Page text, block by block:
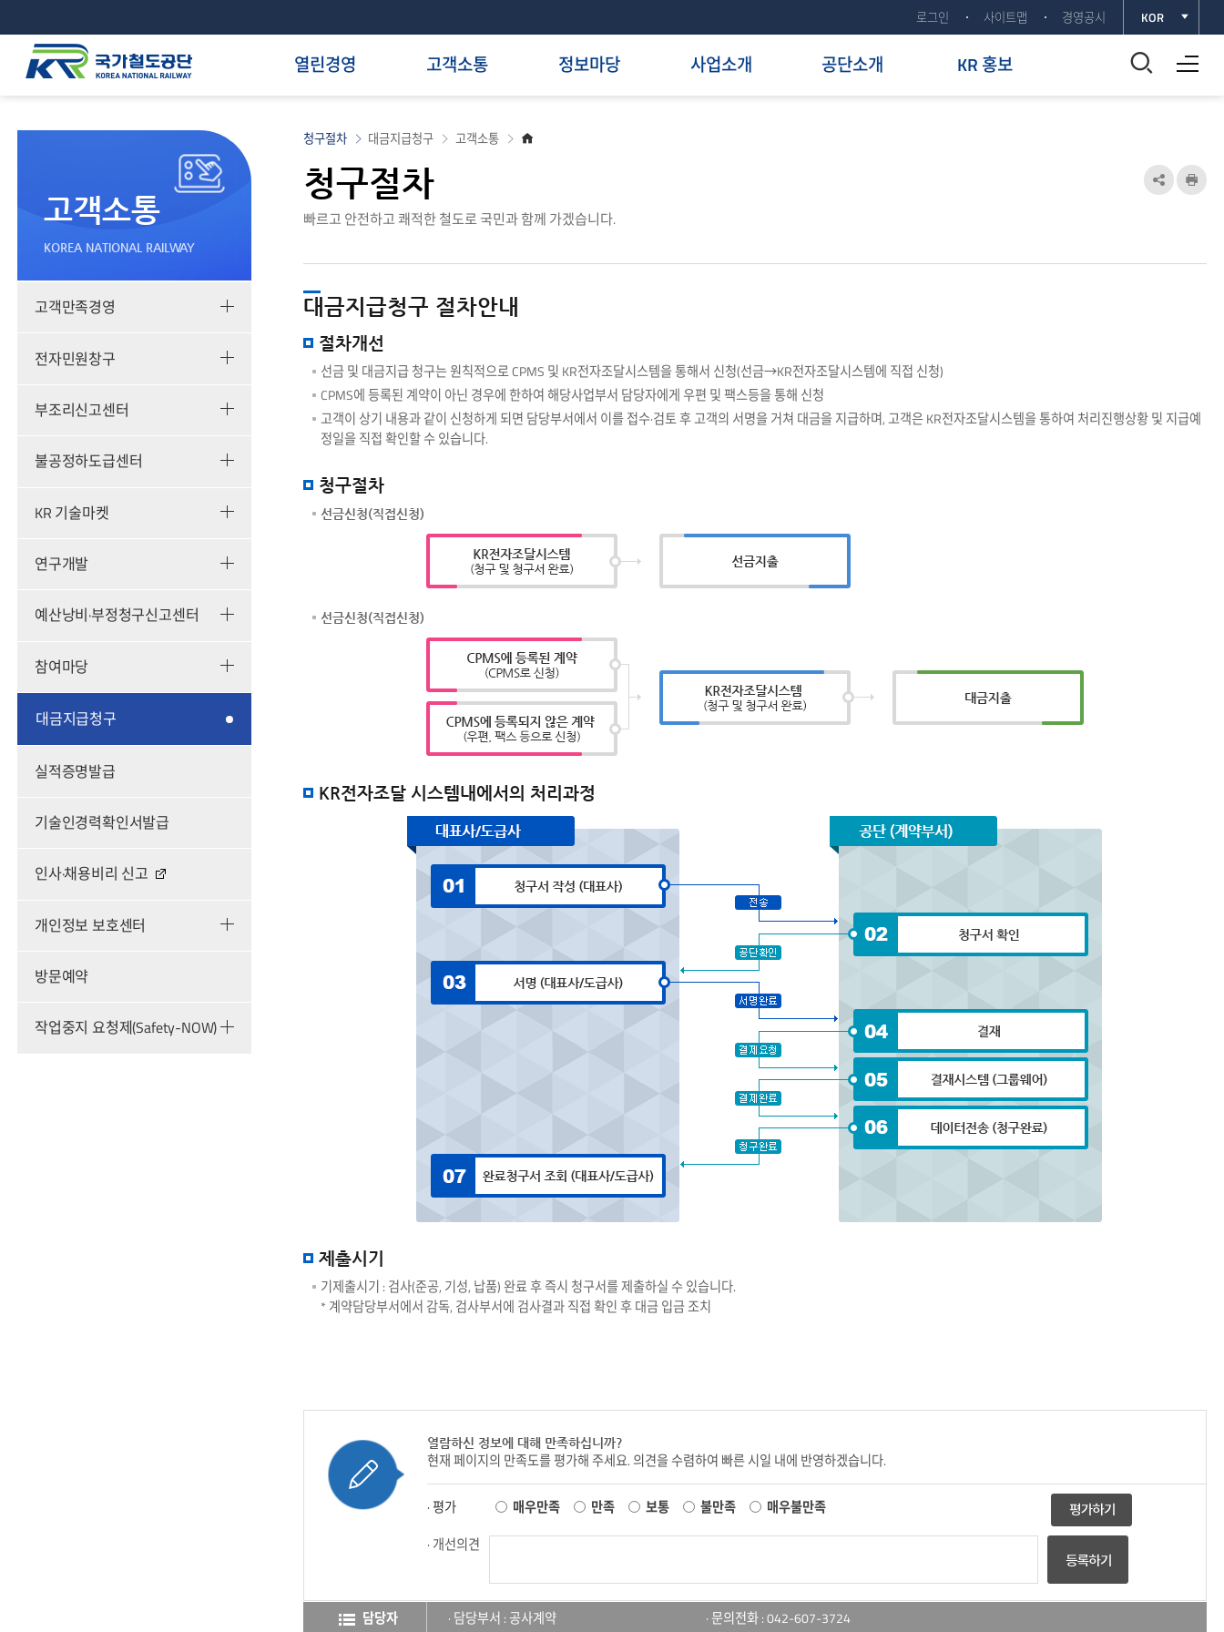
로그인 사이트맵 경영공시 KOR
열린경영 고객소통 정보마당 사업소개 공단소개 KR 홍보
통
색
열
전체메뉴 열기
고객소통
KOREA NATIONAL RAILWAY
고객만족경영
전자민원창구
부조리신고센터
불공정하도급센터
KR 기술마켓
연구개발
예산낭비·부정청구신고센터
참여마당
대금지급청구
실적증명발급
기술인경력확인서발급
인사·채용비리 신고
개인정보 보호센터
방문예약
작업중지 요청제(Safety-NOW)
고객소통
대금지급청구
청구절차
청구절차
빠르고 안전하고 쾌적한 철도로 국민과 함께 가겠습니다.
공 인
대금지급청구 절차안내
절차개선
선금 및 대금지급 청구는 원칙적으로 CPMS 및 KR전자조달시스템을 통해서 신청(선금→KR전자조달시스템에 직접 신청)
CPMS에 등록된 계약이 아닌 경우에 한하여 해당사업부서 담당자에게 우편 및 팩스등을 통해 신청
고객이 상기 내용과 같이 신청하게 되면 담당부서에서 이를 접수·검토 후 고객의 서명을 거쳐 대금을 지급하며, 고객은 KR전자조달시스템을 통하여 처리진행상황 및 지급예
정일을 직접 확인할 수 있습니다.
청구절차
선금신청(직접신청)
선금신청(직접신청)
KR전자조달 시스템내에서의 처리과정
제출시기
기제출시기 : 검사(준공, 기성, 납품) 완료 후 즉시 청구서를 제출하실 수 있습니다.
* 계약담당부서에서 감독, 검사부서에 검사결과 직접 확인 후 대금 입금 조치
열람하신 정보에 대해 만족하십니까?
현재 페이지의 만족도를 평가해 주세요. 의견을 수렴하여 빠른 시일 내에 반영하겠습니다.
· 평가 매우만족 만족 보통 불만족
매우불만족
· 개선의견
담당자 · 담당부서 : 공사계약 · 문의전화 : 042-607-3724